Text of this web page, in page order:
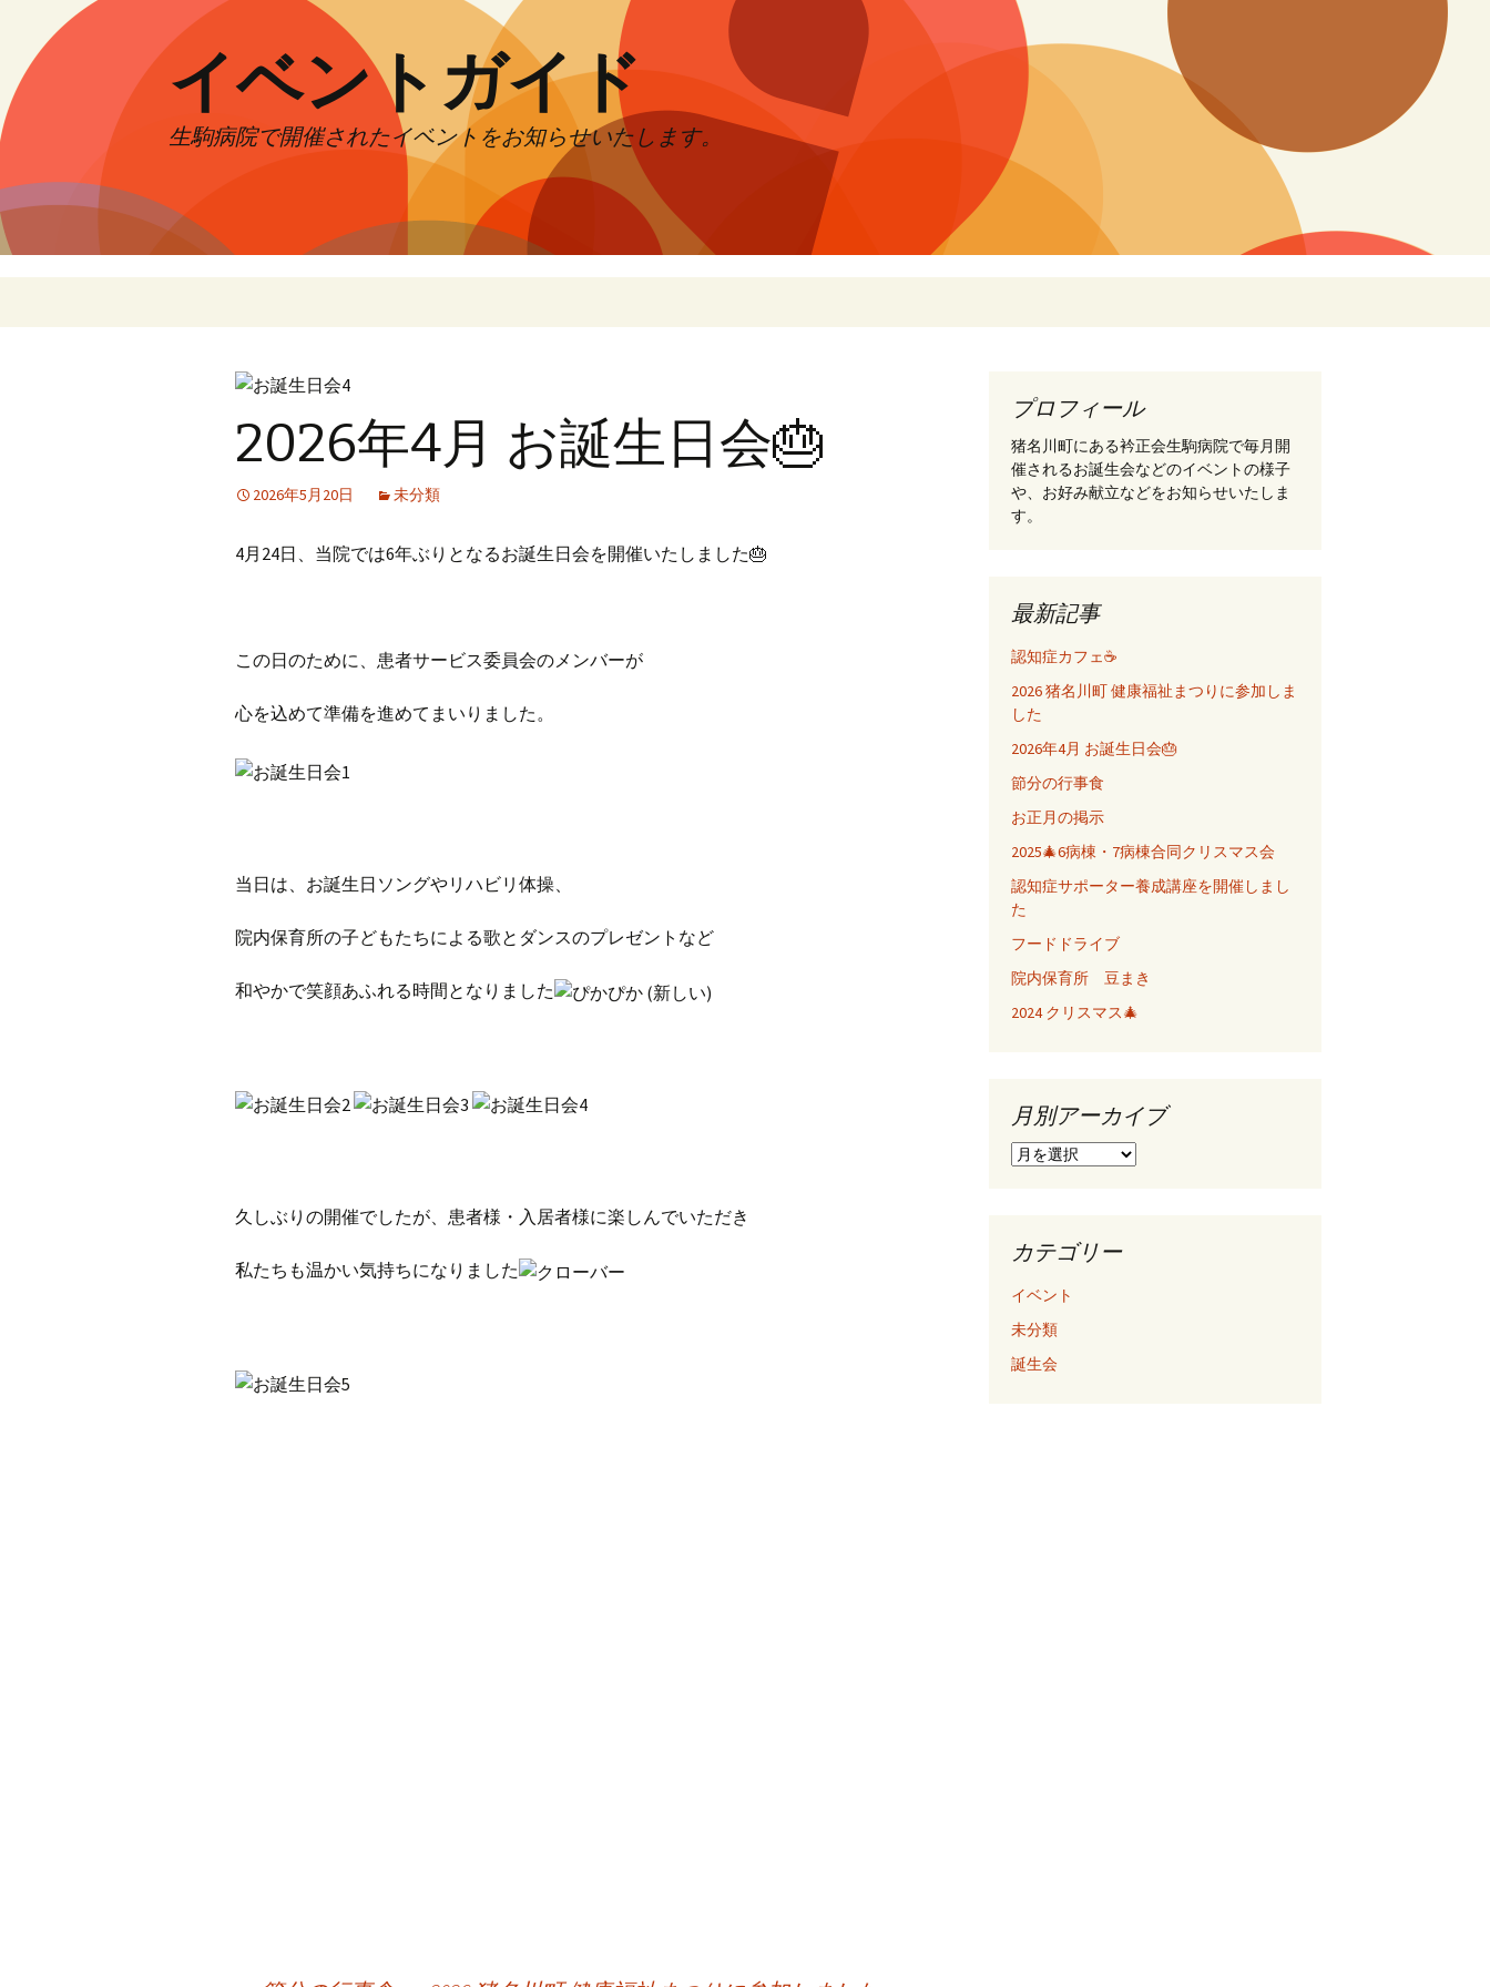
イベントガイド
生駒病院で開催されたイベントをお知らせいたします。
2026年4月 お誕生日会🎂
2026年5月20日 未分類
4月24日、当院では6年ぶりとなるお誕生日会を開催いたしました🎂
この日のために、患者サービス委員会のメンバーが
心を込めて準備を進めてまいりました。
当日は、お誕生日ソングやリハビリ体操、
院内保育所の子どもたちによる歌とダンスのプレゼントなど
和やかで笑顔あふれる時間となりました
久しぶりの開催でしたが、患者様・入居者様に楽しんでいただき
私たちも温かい気持ちになりました
プロフィール
猪名川町にある衿正会生駒病院で毎月開
催されるお誕生会などのイベントの様子
や、お好み献立などをお知らせいたしま
す。
最新記事
認知症カフェ☕
2026 猪名川町 健康福祉まつりに参加しま
した
2026年4月 お誕生日会🎂
節分の行事食
お正月の掲示
2025🎄6病棟・7病棟合同クリスマス会
認知症サポーター養成講座を開催しまし
た
フードドライブ
院内保育所 豆まき
2024 クリスマス🎄
月別アーカイブ
月
カ
ブ
カテゴリー
イベント
未分類
誕生会